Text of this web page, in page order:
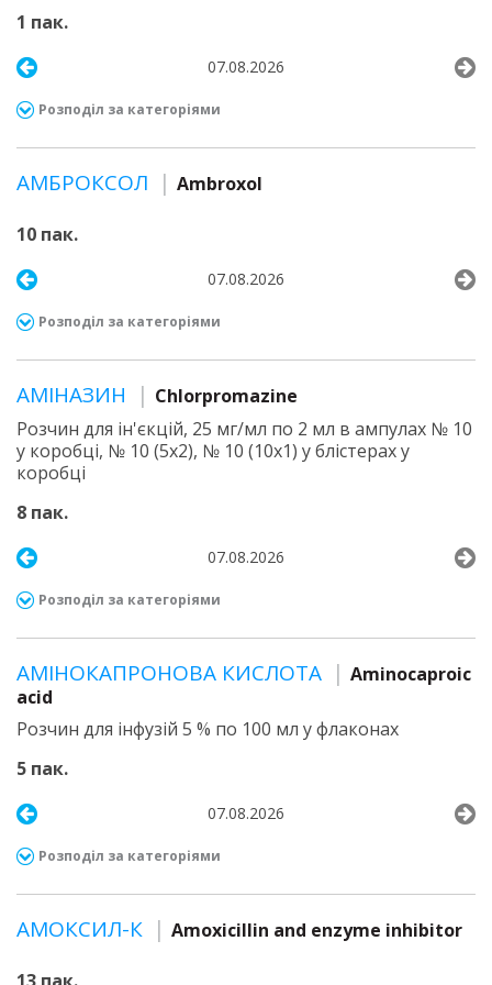
1 пак.
07.08.2026
Розподіл за категоріями
АМБРОКСОЛ Ambroxol
10 пак.
07.08.2026
Розподіл за категоріями
АМІНАЗИН
Chlorpromazine
Розчин для ін'єкцій, 25 мг/мл по 2 мл в ампулах № 10
у коробці, № 10 (5х2), № 10 (10х1) у блістерах у
коробці
8 пак.
07.08.2026
Розподіл за категоріями
АМІНОКАПРОНОВА КИСЛОТА
Aminocaproic
acid
Розчин для інфузій 5 % по 100 мл у флаконах
5 пак.
07.08.2026
Розподіл за категоріями
АМОКСИЛ-К Amoxicillin and enzyme inhibitor